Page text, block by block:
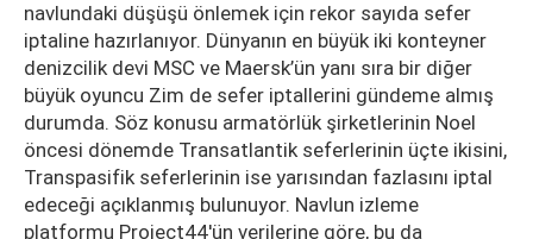
navlundaki düşüşü önlemek için rekor sayıda sefer
iptaline hazırlanıyor. Dünyanın en büyük iki konteyner
denizcilik devi MSC ve Maersk’ün yanı sıra bir diğer
büyük oyuncu Zim de sefer iptallerini gündeme almış
durumda. Söz konusu armatörlük şirketlerinin Noel
öncesi dönemde Transatlantik seferlerinin üçte ikisini,
Transpasifik seferlerinin ise yarısından fazlasını iptal
edeceği açıklanmış bulunuyor. Navlun izleme
platformu Project44'ün verilerine göre, bu da